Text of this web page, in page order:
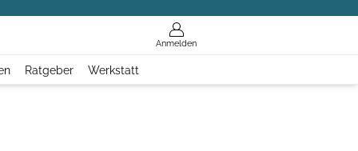
Anmelden
Ratgeber Werkstatt